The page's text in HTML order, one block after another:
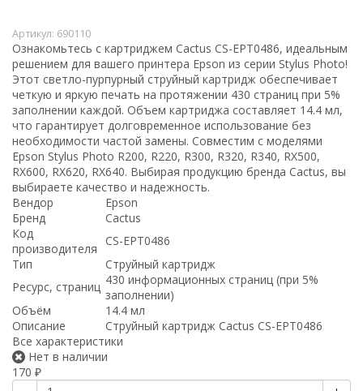
Артикул: 690110
Ознакомьтесь с картриджем Cactus CS-EPT0486, идеальным
решением для вашего принтера Epson из серии Stylus Photo!
Этот светло-пурпурный струйный картридж обеспечивает
четкую и яркую печать на протяжении 430 страниц при 5%
заполнении каждой. Объем картриджа составляет 14.4 мл,
что гарантирует долговременное использование без
необходимости частой замены. Совместим с моделями
Epson Stylus Photo R200, R220, R300, R320, R340, RX500,
RX600, RX620, RX640. Выбирая продукцию бренда Cactus, вы
выбираете качество и надежность.
Вендор
Epson
Бренд
Cactus
Код
производителя
CS-EPT0486
Тип
Струйный картридж
Ресурс, страниц 430 информационных страниц (при 5%
заполнении)
Объём
14.4 мл
Описание
Струйный картридж Cactus CS-EPT0486
Все характеристики
Нет в наличии
170 ₽